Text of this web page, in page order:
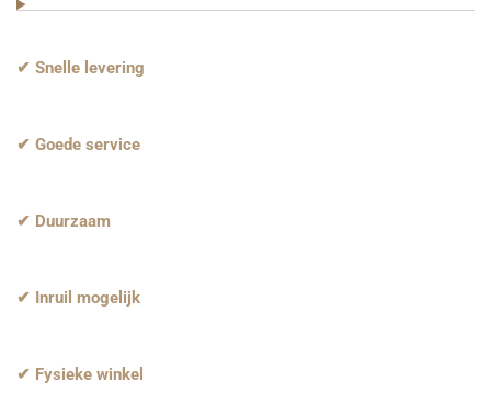
✔ Snelle levering
✔ Goede service
✔ Duurzaam
✔ Inruil mogelijk
✔ Fysieke winkel